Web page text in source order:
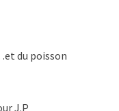
du poisson
J.P